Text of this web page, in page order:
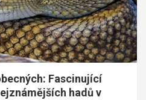
Fascinující
hadů v